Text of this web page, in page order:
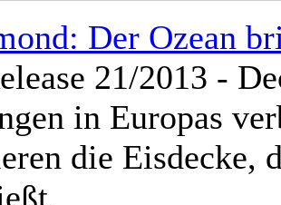
Der Ozean
21/2013 -
in Europas
die Eisdecke,